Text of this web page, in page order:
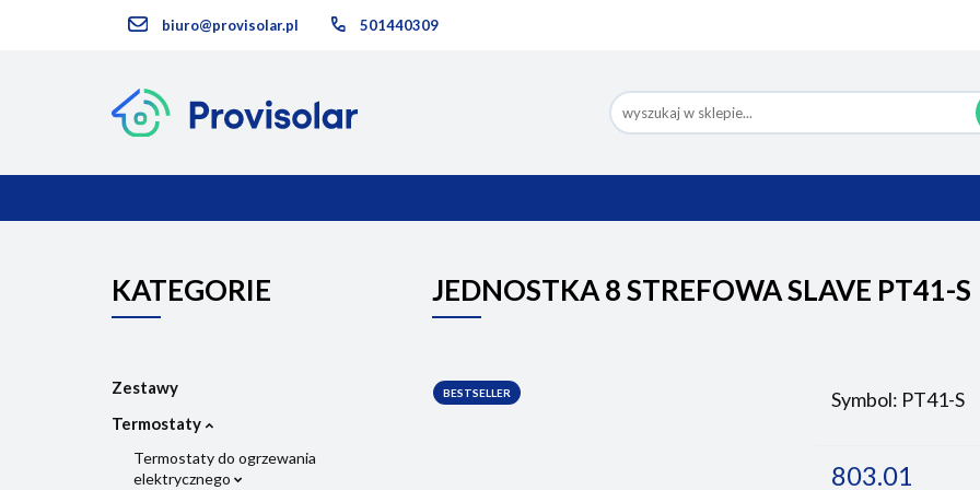
biuro@provisolar.pl 501440309
Kategorie
KATEGORIE
Zestawy
Termostaty
Termostaty do ogrzewania
elektrycznego
JEDNOSTKA 8 STREFOWA SLAVE PT41-S
BESTSELLER Symbol: PT41-S
803.01